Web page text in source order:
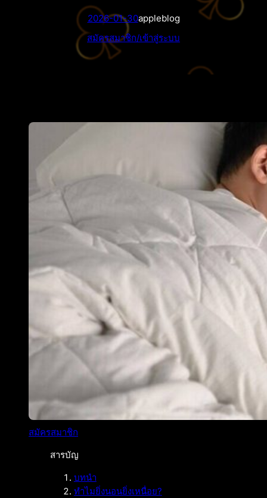
2026-01-30appleblog
สมัครสมาชิก/เข้าสู่ระบบ
สมัครสมาชิก
สารบัญ
บทนำ
ทำไมยิ่งนอนยิ่งเหนื่อย?